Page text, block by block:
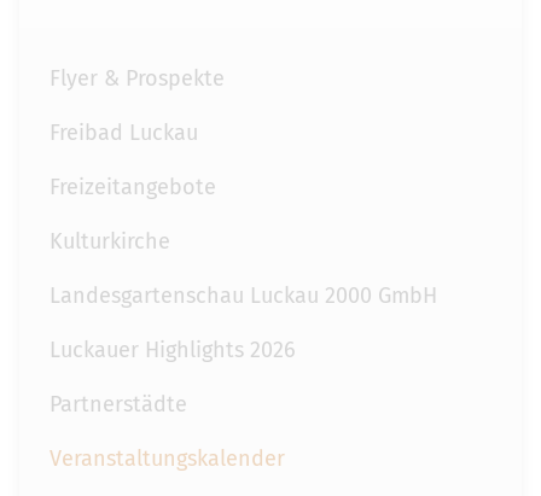
Flyer & Prospekte
Freibad Luckau
Freizeitangebote
Kulturkirche
Landesgartenschau Luckau 2000 GmbH
Luckauer Highlights 2026
Partnerstädte
Veranstaltungskalender